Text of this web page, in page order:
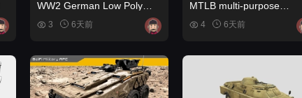
WW2 German Low Poly
Tanks #2
3 6天前
MTLB multi-purpose
amphibious armored
4 6天前